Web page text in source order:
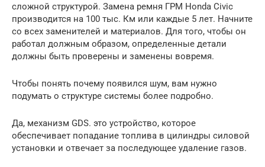
сложной структурой. Замена ремня ГРМ Honda Civic
производится на 100 тыс. Км или каждые 5 лет. Начните
со всех заменителей и материалов. Для того, чтобы он
работал должным образом, определенные детали
должны быть проверены и заменены вовремя.
Чтобы понять почему появился шум, вам нужно
подумать о структуре системы более подробно.
Да, механизм GDS. это устройство, которое
обеспечивает попадание топлива в цилиндры силовой
установки и отвечает за последующее удаление газов.